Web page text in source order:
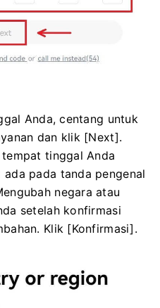
Anda, centang untuk
dan klik [Next].
tinggal Anda
ada pada tanda pengenal
negara atau
setelah konfirmasi
Klik [Konfirmasi].